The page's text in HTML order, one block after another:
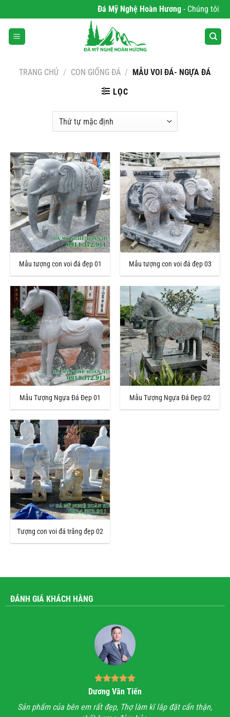
qua
nội
dung
Đá Mỹ Nghệ Hoàn Hương- Chúng tôi
TRANG CHỦ / CON GIỐNG ĐÁ / MẪU VOI ĐÁ- NGỰA ĐÁ
LỌC
Mẫu tượng con voi đá đẹp 01 Mẫu tượng con voi đá đẹp 03
Mẫu Tượng Ngựa Đá Đẹp 01 Mẫu Tượng Ngựa Đá Đẹp 02
Tượng con voi đá trắng đẹp 02
ĐÁNH GIÁ KHÁCH HÀNG
Dương Văn Tiến
Sản phẩm của bên em rất đẹp, Thợ làm kĩ lắp đặt cẩn thận,